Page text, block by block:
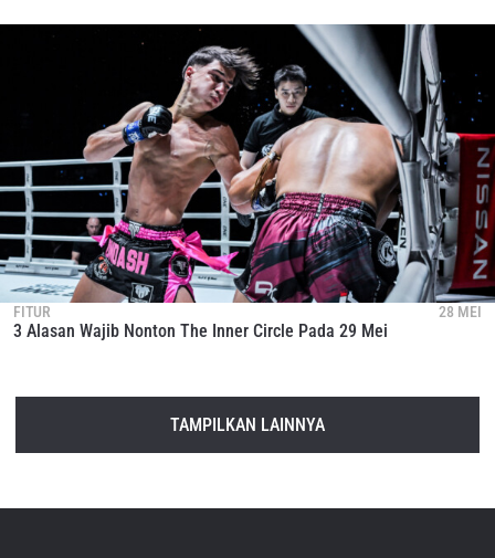
FITUR 28 MEI
3 Alasan Wajib Nonton The Inner Circle Pada 29 Mei
TAMPILKAN LAINNYA